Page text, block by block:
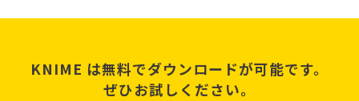
KNIME は無料でダウンロードが可能です。
ぜひお試しください。